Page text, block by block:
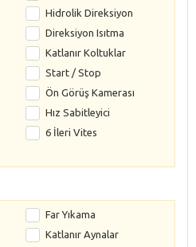
Hidrolik Direksiyon
Direksiyon Isıtma
Katlanır Koltuklar
Start / Stop
Ön Görüş Kamerası
Hız Sabitleyici
6 İleri Vites
Far Yıkama
Katlanır Aynalar